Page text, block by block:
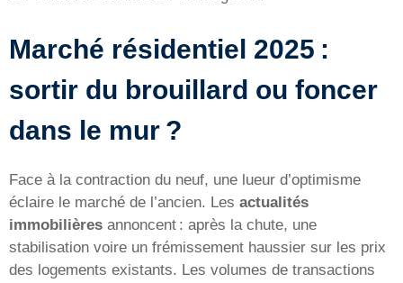
Marché résidentiel 2025 :
sortir du brouillard ou foncer
dans le mur ?
Face à la contraction du neuf, une lueur d’optimisme
éclaire le marché de l’ancien. Les actualités
immobilières annoncent : après la chute, une
stabilisation voire un frémissement haussier sur les prix
des logements existants. Les volumes de transactions